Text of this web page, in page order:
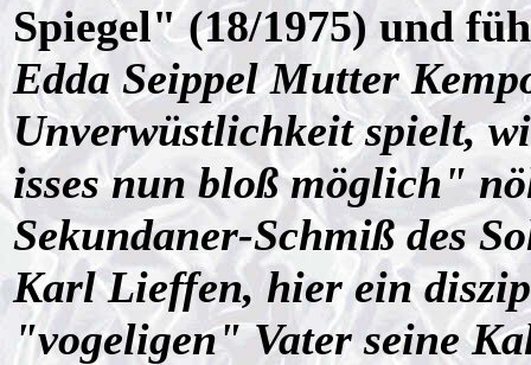
Spiegel" (18/1975) und
Edda Seippel Mutter
Unverwüstlichkeit spielt,
isses nun bloß möglich"
Sekundaner-Schmiß des
Karl Lieffen, hier ein
"vogeligen" Vater seine